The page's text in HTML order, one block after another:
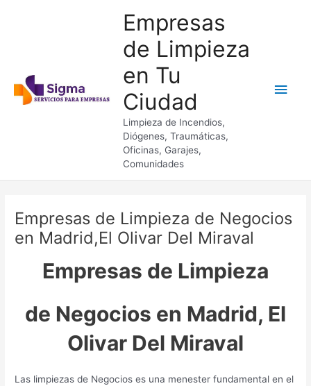
Empresas
de Limpieza
en Tu
Ciudad
Limpieza de Incendios,
Diógenes, Traumáticas,
Oficinas, Garajes,
Comunidades
Empresas de Limpieza de Negocios
en Madrid,El Olivar Del Miraval
Empresas de Limpieza
de Negocios en Madrid, El
Olivar Del Miraval
Las limpiezas de Negocios es una menester fundamental en el